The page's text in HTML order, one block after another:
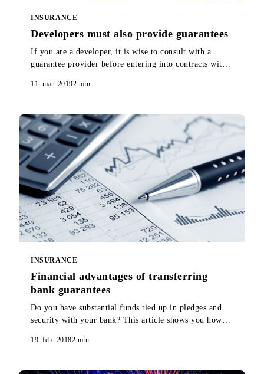
INSURANCE
Developers must also provide guarantees
If you are a developer, it is wise to consult with a
guarantee provider before entering into contracts with
why.
11. mar. 20192 min
INSURANCE
Financial advantages of transferring
bank guarantees
Do you have substantial funds tied up in pledges and
security with your bank? This article shows you how
19. feb. 20182 min